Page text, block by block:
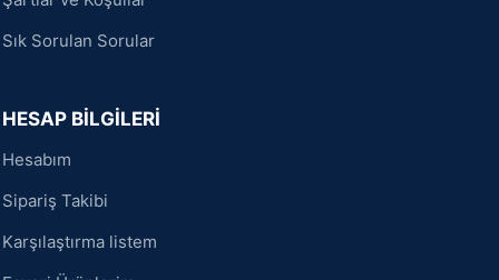
Sık Sorulan Sorular
HESAP BİLGİLERİ
Hesabım
Sipariş Takibi
Karşılaştırma listem